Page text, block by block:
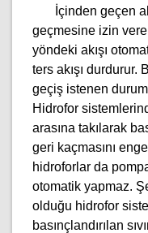
İçinden geçen
geçmesine izin
yöndeki akışı
ters akışı
geçiş istenen
Hidrofor
arasına takılarak
geri kaçmasını
hidroforlar da
otomatik yapmaz.
olduğu hidrofor
basınçlandırılan